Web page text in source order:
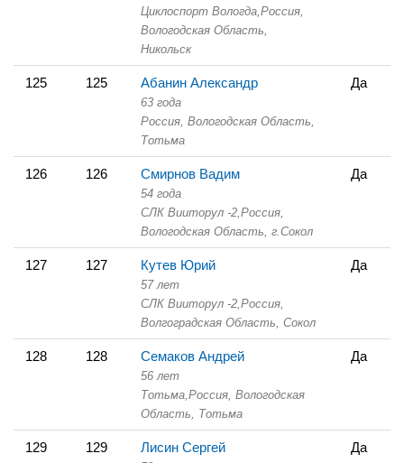
Циклоспорт Вологда, Россия,
Вологодская Область,
Никольск
125 125 Абанин Александр
63 года
Россия, Вологодская Область,
Тотьма
Да
126 126 Смирнов Вадим
54 года
СЛК Вииторул -2, Россия,
Вологодская Область, г.Сокол
Да
127 127 Кутев Юрий
57 лет
СЛК Вииторул -2, Россия,
Волгоградская Область, Сокол
Да
128 128 Семаков Андрей
56 лет
Тотьма, Россия, Вологодская
Область,
Тотьма
Да
129 129 Лисин Сергей Да